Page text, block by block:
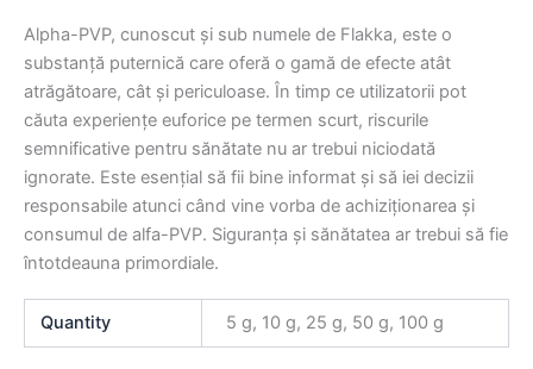
Alpha-PVP, cunoscut și sub numele de Flakka, este o
substanță puternică care oferă o gamă de efecte atât
atrăgătoare, cât și periculoase. În timp ce utilizatorii pot
căuta experiențe euforice pe termen scurt, riscurile
semnificative pentru sănătate nu ar trebui niciodată
ignorate. Este esențial să fii bine informat și să iei decizii
responsabile atunci când vine vorba de achiziționarea și
consumul de alfa-PVP. Siguranța și sănătatea ar trebui să fie
întotdeauna primordiale.
Quantity 5 g, 10 g, 25 g, 50 g, 100 g